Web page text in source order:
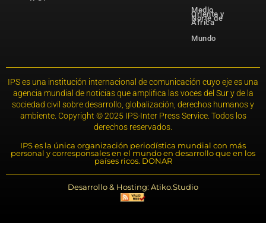
Medio
Oriente y
Norte de
África
Mundo
IPS es una institución internacional de comunicación cuyo eje es una
agencia mundial de noticias que amplifica las voces del Sur y de la
sociedad civil sobre desarrollo, globalización, derechos humanos y
ambiente. Copyright © 2025 IPS-Inter Press Service. Todos los
derechos reservados.
IPS es la única organización periodística mundial con más
personal y corresponsales en el mundo en desarrollo que en los
países ricos. DONAR
Desarrollo & Hosting: Atiko.Studio